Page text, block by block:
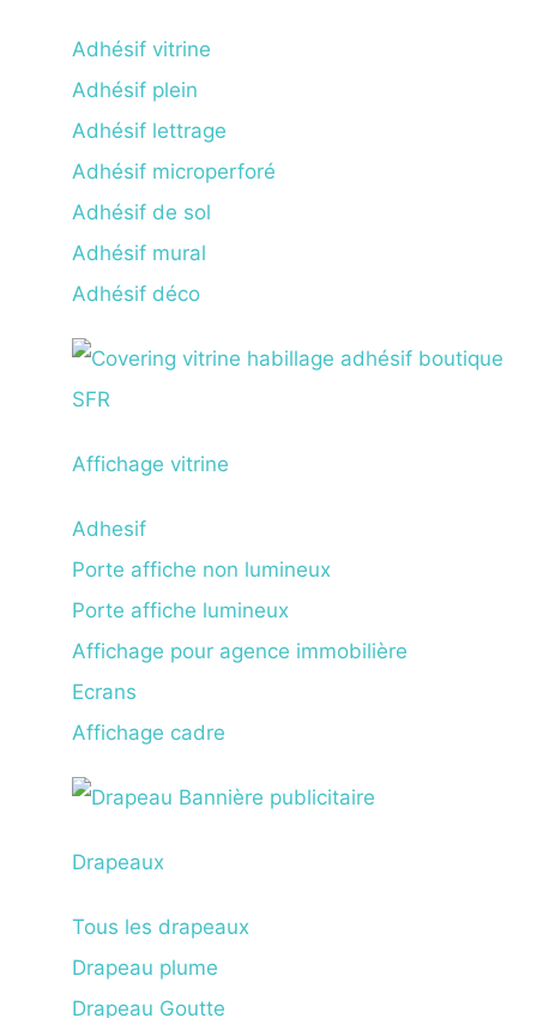
Adhésif vitrine
Adhésif plein
Adhésif lettrage
Adhésif microperforé
Adhésif de sol
Adhésif mural
Adhésif déco
Affichage vitrine
Adhesif
Porte affiche non lumineux
Porte affiche lumineux
Affichage pour agence immobilière
Ecrans
Affichage cadre
Drapeaux
Tous les drapeaux
Drapeau plume
Drapeau Goutte